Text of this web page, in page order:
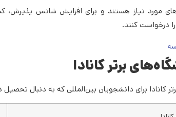
مورد نیاز هستند و برای افزایش شانس پذیرش،
درخواست کنند.​
برتر کانادا
کانادا برای دانشجویان بین‌المللی که به دنبال